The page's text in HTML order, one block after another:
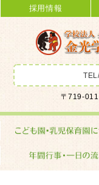
金光学園こ
法人 金光学
採用情報
〒719-